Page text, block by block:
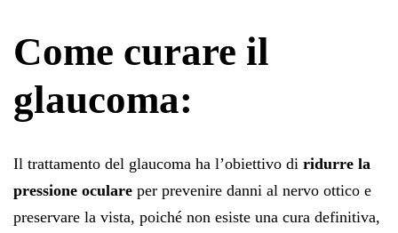
Come curare il
glaucoma:
Il trattamento del glaucoma ha l’obiettivo di ridurre la
pressione oculare per prevenire danni al nervo ottico e
preservare la vista, poiché non esiste una cura definitiva,